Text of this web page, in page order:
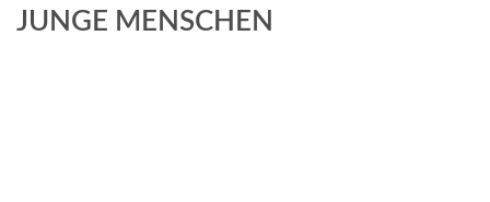
JUNGE MENSCHEN